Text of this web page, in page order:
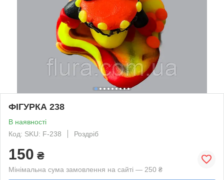
ФІГУРКА 238
В наявності
Код: SKU: F-238
Роздріб
150 ₴
Мінімальна сума замовлення на сайті — 250 ₴